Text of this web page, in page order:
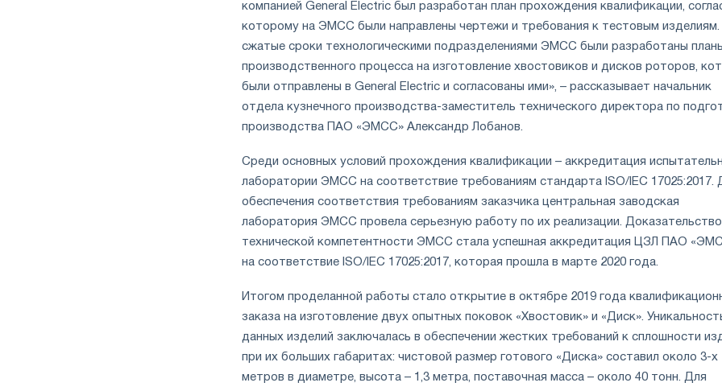
компанией General Electric был разработан план прохождения квалификации,
которому на ЭМСС были направлены чертежи и требования к тестовым изделиям.
сжатые сроки технологическими подразделениями ЭМСС были разработаны
производственного процесса на изготовление хвостовиков и дисков роторов,
были отправлены в General Electric и согласованы ими», – рассказывает начальник
отдела кузнечного производства-заместитель технического директора по
производства ПАО «ЭМСС» Александр Лобанов.
Среди основных условий прохождения квалификации – аккредитация
лаборатории ЭМСС на соответствие требованиям стандарта ISO/IEC 17025:2017.
обеспечения соответствия требованиям заказчика центральная заводская
лаборатория ЭМСС провела серьезную работу по их реализации.
технической компетентности ЭМСС стала успешная аккредитация ЦЗЛ ПАО
на соответствие ISO/IEC 17025:2017, которая прошла в марте 2020 года.
Итогом проделанной работы стало открытие в октябре 2019 года
заказа на изготовление двух опытных поковок «Хвостовик» и «Диск».
данных изделий заключалась в обеспечении жестких требований к сплошности
при их больших габаритах: чистовой размер готового «Диска» составил около 3-х
метров в диаметре, высота – 1,3 метра, поставочная масса – около 40 тонн. Для